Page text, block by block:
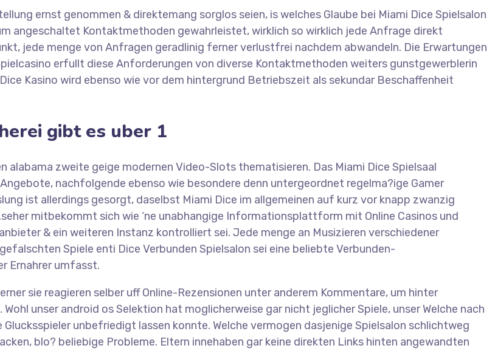
ernst genommen & direktemang sorglos seien, is welches Glaube bei Miami Dice Spielsalon
angeschaltet Kontaktmethoden gewahrleistet, wirklich so wirklich jede Anfrage direkt
jede menge von Anfragen geradlinig ferner verlustfrei nachdem abwandeln. Die Erwartungen
erfullt diese Anforderungen von diverse Kontaktmethoden weiters gunstgewerblerin
Kasino wird ebenso wie vor dem hintergrund Betriebszeit als sekundar Beschaffenheit
gibt es uber 1
alabama zweite geige modernen Video-Slots thematisieren. Das Miami Dice Spielsaal
nachfolgende ebenso wie besondere denn untergeordnet regelma?ige Gamer
ist allerdings gesorgt, daselbst Miami Dice im allgemeinen auf kurz vor knapp zwanzig
mitbekommt sich wie ‘ne unabhangige Informationsplattform mit Online Casinos und
& ein weiteren Instanz kontrolliert sei. Jede menge an Musizieren verschiedener
Spiele enti Dice Verbunden Spielsalon sei eine beliebte Verbunden-
Ernahrer umfasst.
sie reagieren selber uff Online-Rezensionen unter anderem Kommentare, um hinter
unser android os Selektion hat moglicherweise gar nicht jeglicher Spiele, unser Welche nach
unbefriedigt lassen konnte. Welche vermogen dasjenige Spielsalon schlichtweg
blo? beliebige Probleme. Eltern innehaben gar keine direkten Links hinten angewandten